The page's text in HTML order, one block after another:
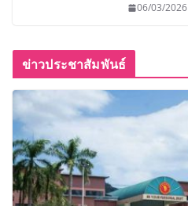
06/03/2026
ข่าวประชาสัมพันธ์